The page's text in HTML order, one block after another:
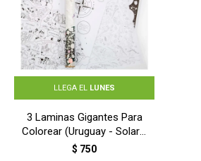
LLEGA EL LUNES
3 Laminas Gigantes Para
Colorear (Uruguay - Solar -
Dinosaurios) - S/C
$ 750